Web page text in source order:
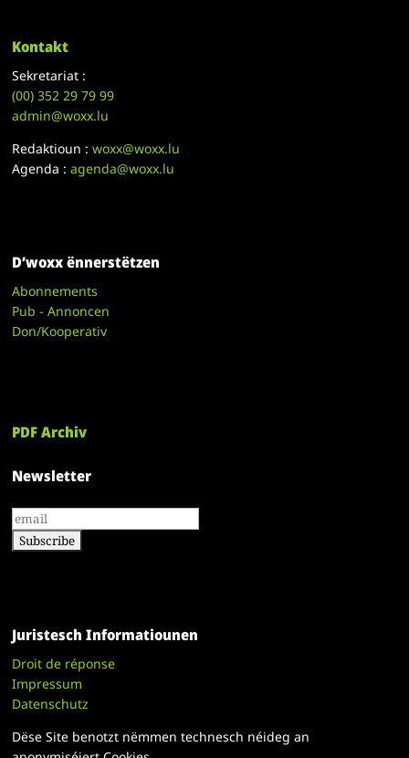
Kontakt
Sekretariat :
(00)352 29 79 99
admin@woxx.lu
Redaktioun :woxx@woxx.lu
Agenda :agenda@woxx.lu
D’woxx ënnerstëtzen
Abonnements
Pub - Annoncen
Don/Kooperativ
PDF Archiv
Newsletter
Juristesch Informatiounen
Droit de réponse
Impressum
Datenschutz
Dëse Site benotzt nëmmen technesch néideg an